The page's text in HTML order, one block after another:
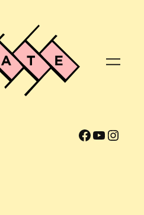
Facebook YouTube Instagram